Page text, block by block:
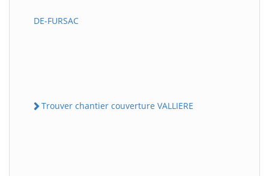
DE-FURSAC
Trouver chantier couverture VALLIERE